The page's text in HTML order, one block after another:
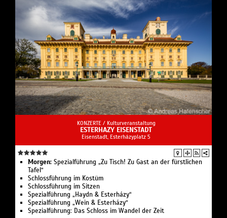
KONZERTE / Kulturveranstaltung
ESTERHAZY EISENSTADT
Eisenstadt, Esterházyplatz 5
Morgen: Spezialführung „Zu Tisch! Zu Gast an der fürstlichen
Tafel“
Schlossführung im Kostüm
Schlossführung im Sitzen
Spezialführung „Haydn & Esterházy“
Spezialführung „Wein & Esterházy“
Spezialführung: Das Schloss im Wandel der Zeit